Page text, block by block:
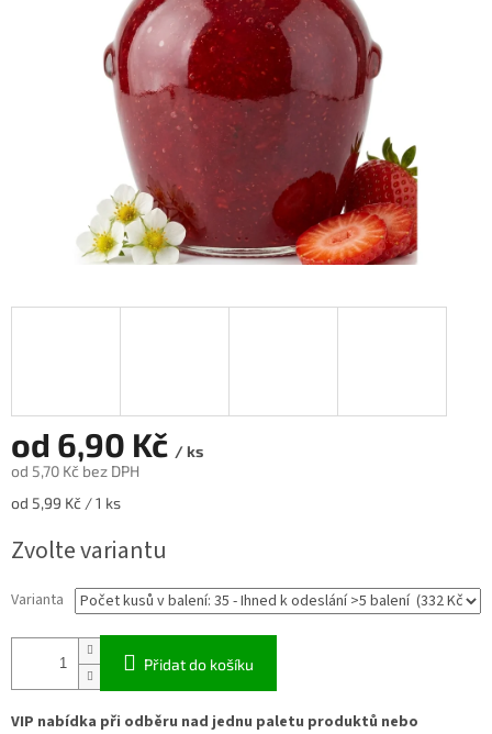
od 6,90 Kč / ks
od 5,70 Kč bez DPH
Měrná
od 5,99 Kč / 1 ks
Zvolte variantu
Varianta
Přidat do košíku
VIP nabídka při odběru nad jednu paletu produktů nebo